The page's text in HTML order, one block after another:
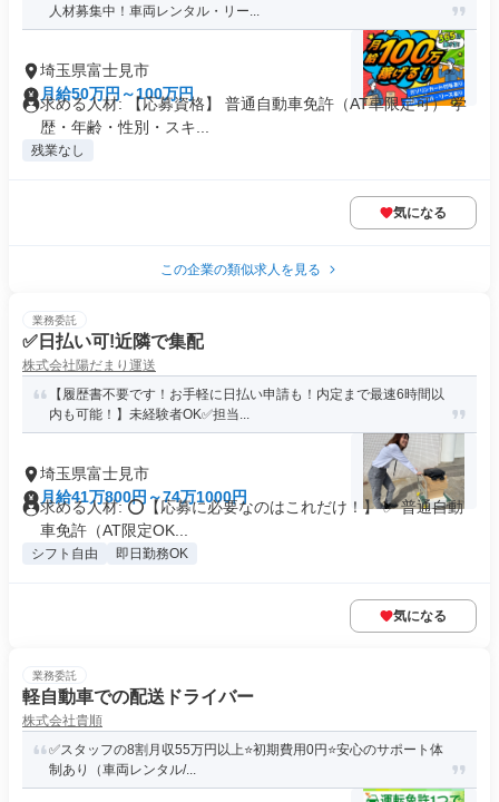
人材募集中！車両レンタル・リー...
埼玉県富士見市
月給50万円～100万円
求める人材: 【応募資格】 普通自動車免許（AT車限定可） 学
歴・年齢・性別・スキ...
残業なし
気になる
この企業の類似求人を見る
業務委託
✅日払い可!近隣で集配
株式会社陽だまり運送
【履歴書不要です！お手軽に日払い申請も！内定まで最速6時間以
内も可能！】未経験者OK✅担当...
埼玉県富士見市
月給41万800円～74万1000円
求める人材: ⭕️【応募に必要なのはこれだけ！】 ✅ 普通自動
車免許（AT限定OK...
シフト自由 即日勤務OK
気になる
業務委託
軽自動車での配送ドライバー
株式会社貴順
✅スタッフの8割月収55万円以上⭐️初期費用0円⭐️安心のサポート体
制あり（車両レンタル/...